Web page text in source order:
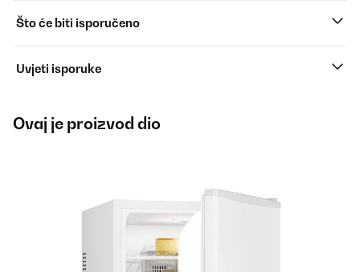
Što će biti isporučeno
Uvjeti isporuke
Ovaj je proizvod dio